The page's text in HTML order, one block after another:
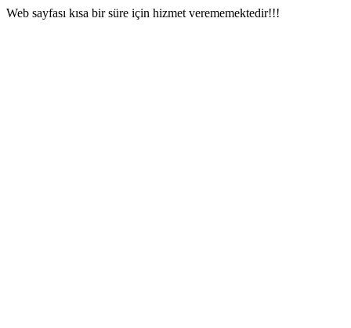
Web sayfası kısa bir süre için hizmet verememektedir!!!